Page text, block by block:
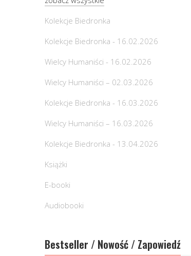
Kolekcje Biedronka
Kolekcje Biedronka - 16.02.2026
Wielcy Humaniści - 16.02.2026
Wielcy Humaniści – 02.03.2026
Kolekcje Biedronka - 16.03.2026
Wielcy Humaniści – 16.03.2026
Kolekcje Biedronka - 13.04.2026
Książki
E-booki
Audiobooki
Bestseller / Nowość / Zapowiedź